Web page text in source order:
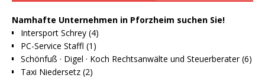
Namhafte Unternehmen in Pforzheim suchen Sie!
Intersport Schrey (4)
PC-Service Staffl (1)
Schönfuß · Digel · Koch Rechtsanwälte und Steuerberater (6)
Taxi Niedersetz (2)